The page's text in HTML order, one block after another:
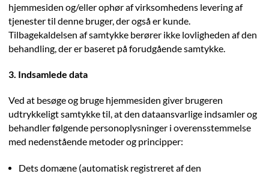
hjemmesiden og/eller ophør af virksomhedens levering af
tjenester til denne bruger, der også er kunde.
Tilbagekaldelsen af samtykke berører ikke lovligheden af den
behandling, der er baseret på forudgående samtykke.
3. Indsamlede data
Ved at besøge og bruge hjemmesiden giver brugeren
udtrykkeligt samtykke til, at den dataansvarlige indsamler og
behandler følgende personoplysninger i overensstemmelse
med nedenstående metoder og principper:
Dets domæne (automatisk registreret af den